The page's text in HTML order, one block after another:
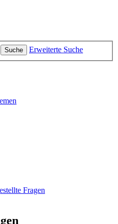
Suche
Erweiterte Suche
Fragen